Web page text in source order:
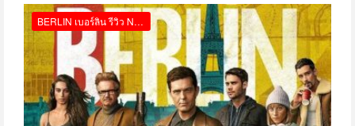
BERLIN เบอร์ลิน รีวิว Netflix